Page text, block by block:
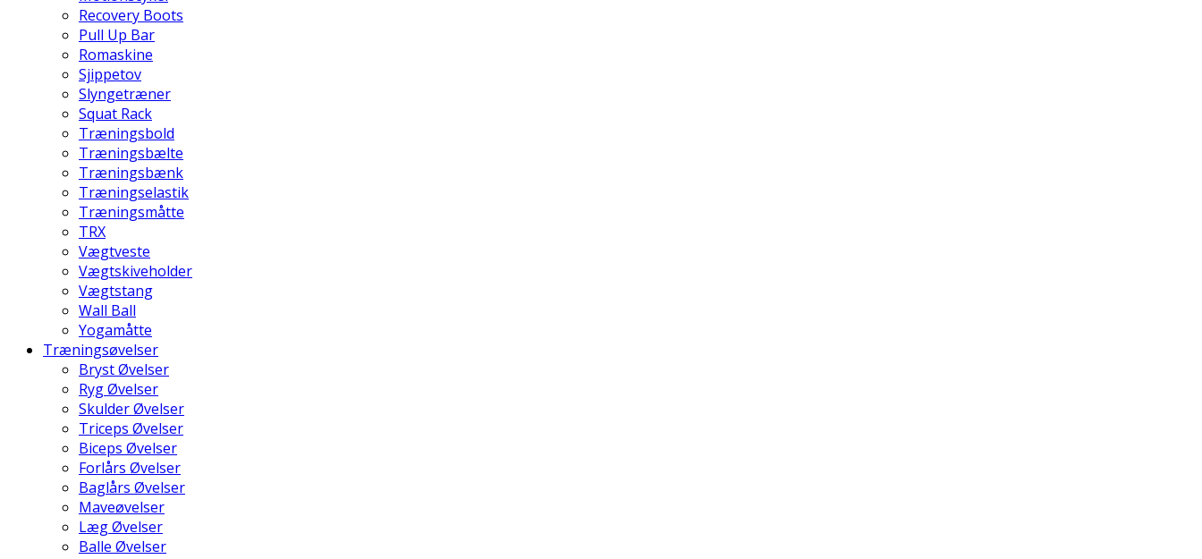
Recovery Boots
Pull Up Bar
Romaskine
Sjippetov
Slyngetræner
Squat Rack
Træningsbold
Træningsbælte
Træningsbænk
Træningselastik
Træningsmåtte
TRX
Vægtveste
Vægtskiveholder
Vægtstang
Wall Ball
Yogamåtte
Træningsøvelser
Bryst Øvelser
Ryg Øvelser
Skulder Øvelser
Triceps Øvelser
Biceps Øvelser
Forlårs Øvelser
Baglårs Øvelser
Maveøvelser
Læg Øvelser
Balle Øvelser